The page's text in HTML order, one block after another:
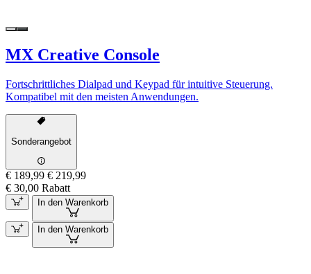
MX Creative Console
Fortschrittliches Dialpad und Keypad für intuitive Steuerung.
Kompatibel mit den meisten Anwendungen.
Sonderangebot
€ 189,99 € 219,99
€ 30,00 Rabatt
In den Warenkorb
In den Warenkorb